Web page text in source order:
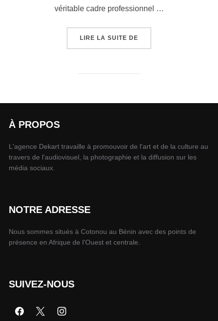
véritable cadre professionnel …
LIRE LA SUITE DE
À PROPOS
L'agence Dekart travaille à promouvoir de l'art et de la culture au
travers de l'audiovisuel, la photographie et la diffusion sur les
média sociaux.
NOTRE ADRESSE
Nous sommes situés à Cotonou au Bénin avec des points de
présence en Afrique de l'Ouest et centrale.
SUIVEZ-NOUS